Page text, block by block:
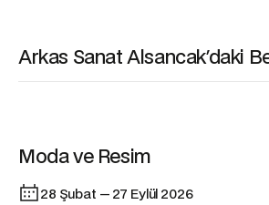
Arkas Sanat Alsancak'daki
Moda ve Resim
28 Şubat — 27 Eylül 2026